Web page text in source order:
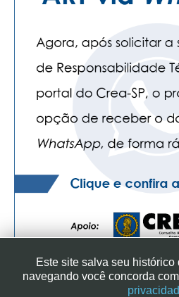
SINDICATO DOS ENGENHEIROS
Este site salva seu histórico
navegando você concorda